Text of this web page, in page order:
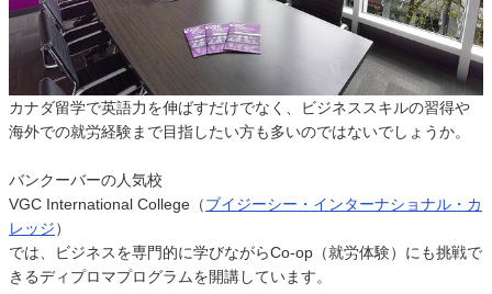
カナダ留学で英語力を伸ばすだけでなく、ビジネススキルの習得や
海外での就労経験まで目指したい方も多いのではないでしょうか。
バンクーバーの人気校
VGC International College（ブイジーシー・インターナショナル・カ
レッジ）
では、ビジネスを専門的に学びながらCo-op（就労体験）にも挑戦で
きるディプロマプログラムを開講しています。